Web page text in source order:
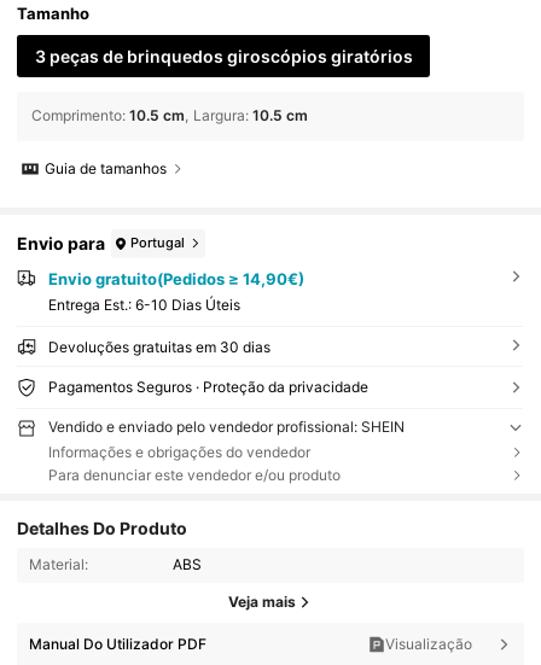
o, brinquedos sensoriais, brinquedos de educação i
nfantil, brinquedos para banheira, cadeiras de janta
r, presentes de aniversário para bebês, meninos e
meninas, adequados para uso diário de bebês
Tamanho
3 peças de brinquedos giroscópios giratórios
Comprimento: 10.5 cm Largura: 10.5 cm
Guia de tamanhos
Envio para Portugal
Envio gratuito(Pedidos ≥ 14,90€)
Entrega Est.: 6-10 Dias Úteis
Devoluções gratuitas em 30 dias
Pagamentos Seguros · Proteção da privacidade
Vendido e enviado pelo vendedor profissional: SHEIN
Informações e obrigações do vendedor
Para denunciar este vendedor e/ou produto
Detalhes Do Produto
Material: ABS
Veja mais
Manual Do Utilizador PDF
Visualização